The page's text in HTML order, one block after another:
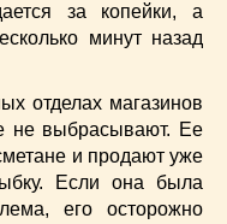
за копейки, а
минут назад
отделах магазинов
не выбрасывают. Ее
и продают уже
Если она была
его осторожно